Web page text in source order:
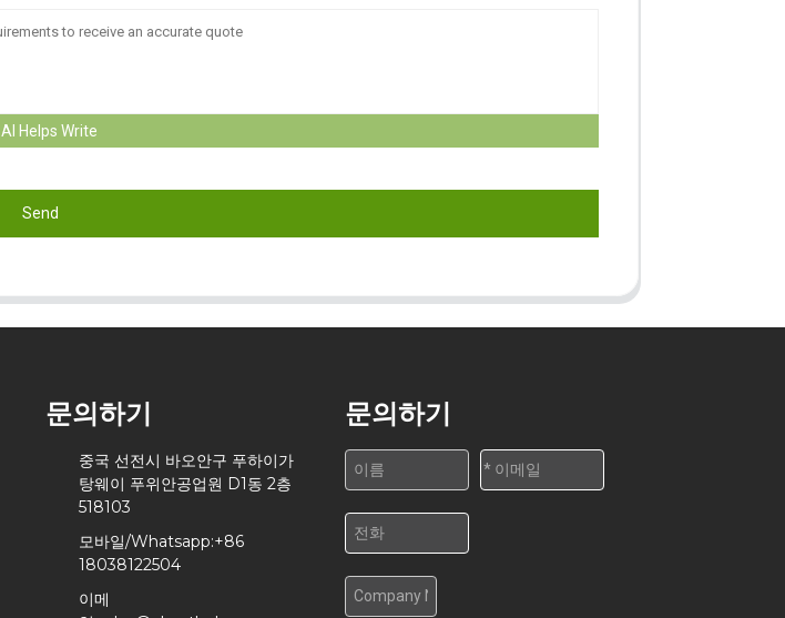
AI Helps Write
Send
문의하기
중국 선전시 바오안구 푸하이가
탕웨이 푸위안공업원 D1동 2층
518103
모바일/Whatsapp:+86
18038122504
이메
문의하기